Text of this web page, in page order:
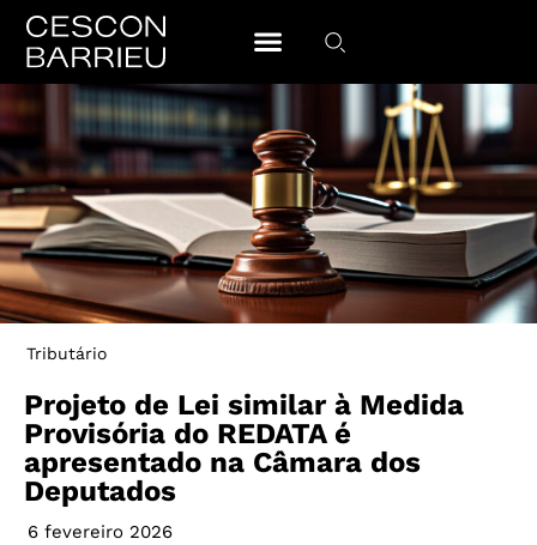
Tributário
Projeto de Lei similar à Medida
Provisória do REDATA é
apresentado na Câmara dos
Deputados
6 fevereiro 2026